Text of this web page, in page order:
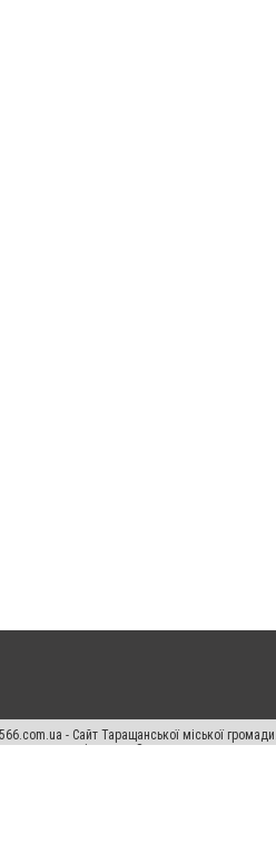
- Cайт Таращанської міської
прав переслідується Законом.